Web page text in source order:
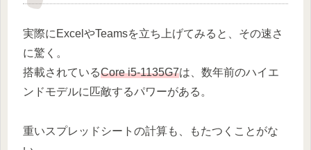
実際にExcelやTeamsを立ち上げてみると、その速さ
に驚く。
搭載されているCore i5-1135G7は、数年前のハイエ
ンドモデルに匹敵するパワーがある。
重いスプレッドシートの計算も、もたつくことがな